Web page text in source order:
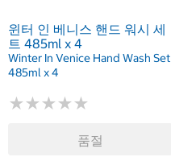
윈터 인 베니스 핸드 워시 세
트 485ml x 4
Winter In Venice Hand Wash Set
485ml x 4
★★★★★
★★★★★
품절